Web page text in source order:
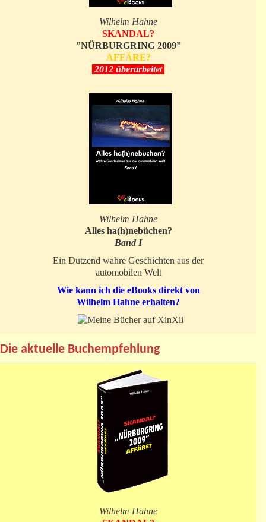
Wilhelm Hahne
SKANDAL?
”NÜRBURGRING 2009”
AFFÄRE?
2012 überarbeitet
Wilhelm Hahne
Alles ha(h)nebüchen?
Band I
Ein Dutzend wahre Geschichten aus der
automobilen Welt
Wie kann ich die eBooks direkt von
Wilhelm Hahne erhalten?
Die aktuelle Buchempfehlung
Wilhelm Hahne